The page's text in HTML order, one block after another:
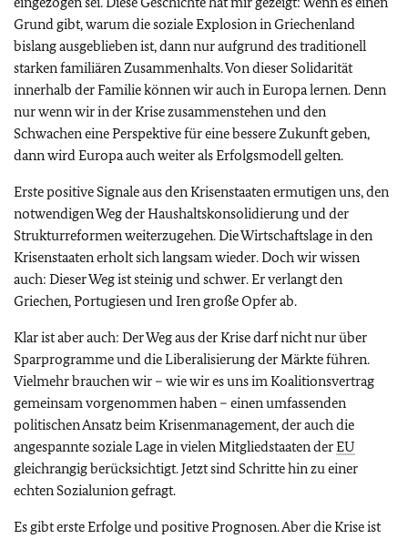
Grund gibt, warum die soziale Explosion in Griechenland
bislang ausgeblieben ist, dann nur aufgrund des traditionell
starken familiären Zusammenhalts. Von dieser Solidarität
innerhalb der Familie können wir auch in Europa lernen. Denn
nur wenn wir in der Krise zusammenstehen und den
Schwachen eine Perspektive für eine bessere Zukunft geben,
dann wird Europa auch weiter als Erfolgsmodell gelten.
Erste positive Signale aus den Krisenstaaten ermutigen uns, den
notwendigen Weg der Haushaltskonsolidierung und der
Strukturreformen weiterzugehen. Die Wirtschaftslage in den
Krisenstaaten erholt sich langsam wieder. Doch wir wissen
auch: Dieser Weg ist steinig und schwer. Er verlangt den
Griechen, Portugiesen und Iren große Opfer ab.
Klar ist aber auch: Der Weg aus der Krise darf nicht nur über
Sparprogramme und die Liberalisierung der Märkte führen.
Vielmehr brauchen wir – wie wir es uns im Koalitionsvertrag
gemeinsam vorgenommen haben – einen umfassenden
politischen Ansatz beim Krisenmanagement, der auch die
angespannte soziale Lage in vielen Mitgliedstaaten derEU
gleichrangig berücksichtigt. Jetzt sind Schritte hin zu einer
echten Sozialunion gefragt.
Es gibt erste Erfolge und positive Prognosen. Aber die Krise ist